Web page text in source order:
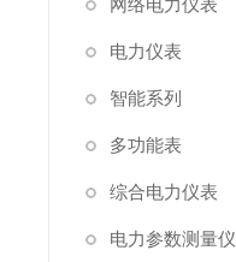
网络电力仪表
电力仪表
智能系列
多功能表
综合电力仪表
电力参数测量仪